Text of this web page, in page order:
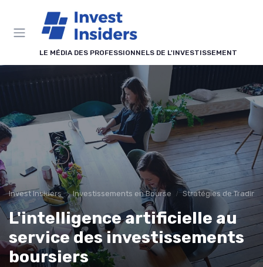
LE MÉDIA DES PROFESSIONNELS DE L'INVESTISSEMENT
Invest Insiders Investissements en Bourse Stratégies de Trading
L'intelligence artificielle au
service des investissements
boursiers